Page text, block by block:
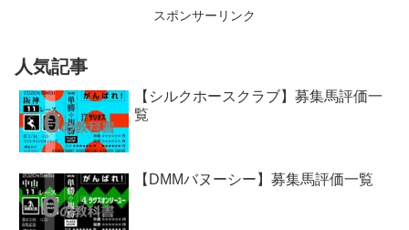
スポンサーリンク
人気記事
【シルクホースクラブ】募集馬評価一
覧
【DMMバヌーシー】募集馬評価一覧